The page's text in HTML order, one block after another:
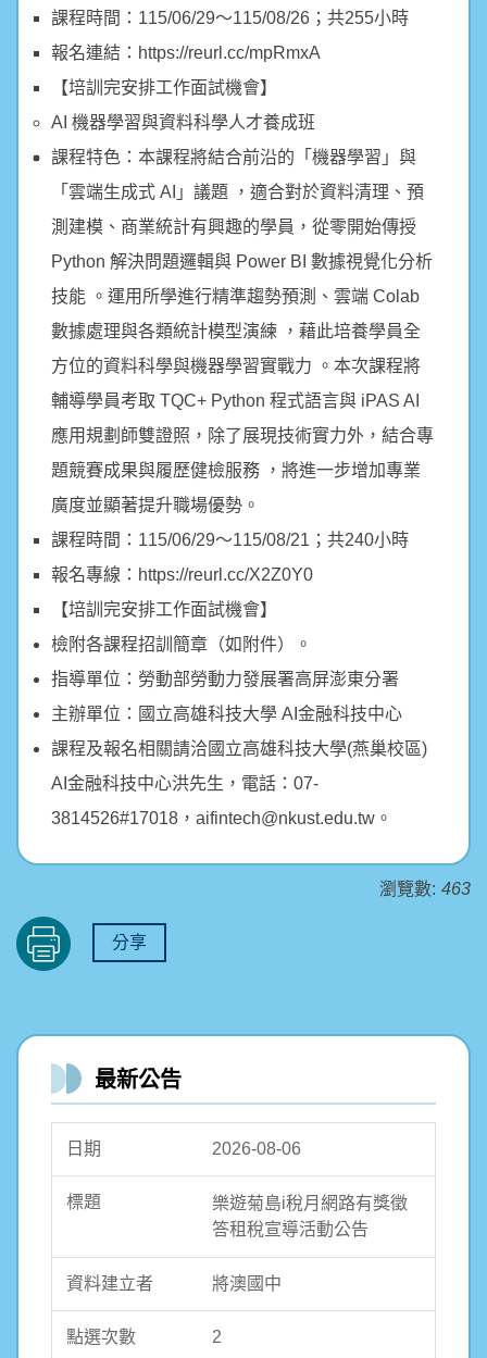
課程時間：115/06/29～115/08/26；共255小時
報名連結：https://reurl.cc/mpRmxA
【培訓完安排工作面試機會】
AI 機器學習與資料科學人才養成班
課程特色：本課程將結合前沿的「機器學習」與
「雲端生成式 AI」議題 ，適合對於資料清理、預
測建模、商業統計有興趣的學員，從零開始傳授
Python 解決問題邏輯與 Power BI 數據視覺化分析
技能 。運用所學進行精準趨勢預測、雲端 Colab
數據處理與各類統計模型演練 ，藉此培養學員全
方位的資料科學與機器學習實戰力 。本次課程將
輔導學員考取 TQC+ Python 程式語言與 iPAS AI
應用規劃師雙證照，除了展現技術實力外，結合專
題競賽成果與履歷健檢服務 ，將進一步增加專業
廣度並顯著提升職場優勢。
課程時間：115/06/29～115/08/21；共240小時
報名專線：https://reurl.cc/X2Z0Y0
【培訓完安排工作面試機會】
檢附各課程招訓簡章（如附件）。
指導單位：勞動部勞動力發展署高屏澎東分署
主辦單位：國立高雄科技大學 AI金融科技中心
課程及報名相關請洽國立高雄科技大學(燕巢校區)
AI金融科技中心洪先生，電話：07-
3814526#17018，aifintech@nkust.edu.tw。
瀏覽數: 463
分享
最新公告
2026-08-06
樂遊菊島i稅月網路有獎徵
答租稅宣導活動公告
將澳國中
2